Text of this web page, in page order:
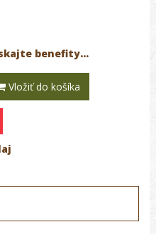
benefity...
Vložiť do košíka